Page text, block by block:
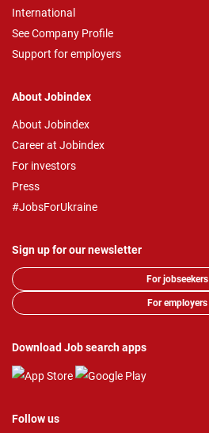
International
See Company Profile
Support for employers
About Jobindex
About Jobindex
Career at Jobindex
For investors
Press
#JobsForUkraine
Sign up for our newsletter
For jobseekers
For employers
Download Job search apps
Follow us